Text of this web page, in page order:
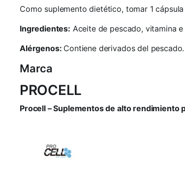
Como suplemento dietético, tomar 1 cápsula
Ingredientes: Aceite de pescado, vitamina
Alérgenos: Contiene derivados del
Marca
PROCELL
Procell – Suplementos de alto rendimiento